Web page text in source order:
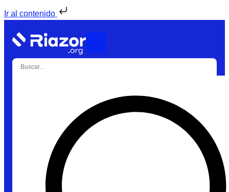
Ir al contenido